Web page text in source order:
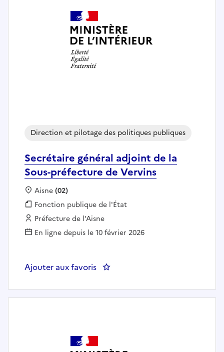
Secrétaire général adjoint de la
Sous-préfecture de Vervins
Direction et pilotage des politiques publiques
Localisation :
Aisne(02)
Fonction publique :
Fonction publique de l'État
Employeur :
Préfecture de l'Aisne
En ligne depuis le 10 février 2026
Ajouter aux favoris : Secrétaire général adjoint de